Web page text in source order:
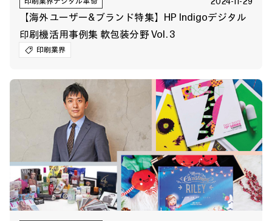
【海外ユーザー&ブランド特集】HP Indigoデジタル
印刷機活用事例集 軟包装分野 Vol. 3
印刷業界